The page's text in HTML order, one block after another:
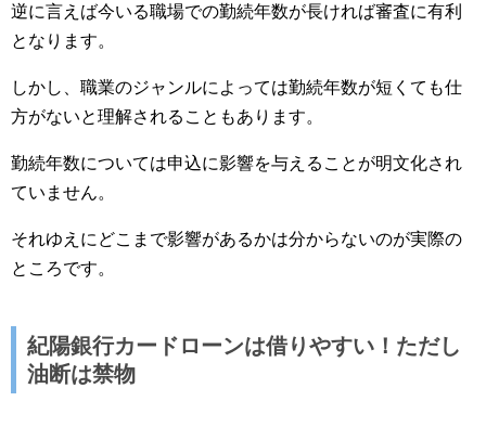
逆に言えば今いる職場での勤続年数が長ければ審査に有利
となります。
しかし、職業のジャンルによっては勤続年数が短くても仕
方がないと理解されることもあります。
勤続年数については申込に影響を与えることが明文化され
ていません。
それゆえにどこまで影響があるかは分からないのが実際の
ところです。
紀陽銀行カードローンは借りやすい！ただし
油断は禁物